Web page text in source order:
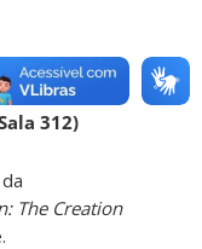
Donald
312)
The Creation